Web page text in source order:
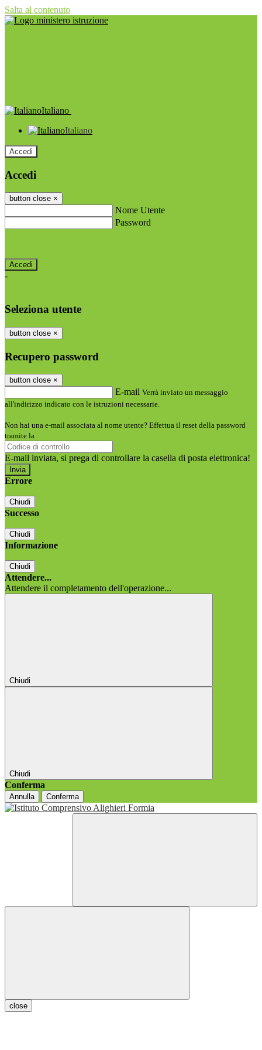
Salta al contenuto
Italiano
Italiano
Accedi
Accedi
button close ×
Nome Utente
Password
-
Seleziona utente
button close ×
Recupero password
button close ×
E-mail Verrà inviato un messaggio
all'indirizzo indicato con le istruzioni necessarie.
Non hai una e-mail associata al nome utente? Effettua il reset della password
tramite la
E-mail inviata, si prega di controllare la casella di posta elettronica!
Errore
Chiudi
Successo
Chiudi
Informazione
Chiudi
Attendere...
Attendere il completamento dell'operazione...
Chiudi
Chiudi
Conferma
Annulla Conferma
close